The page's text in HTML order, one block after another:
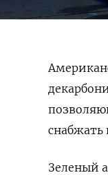
снабжать
Зеленый